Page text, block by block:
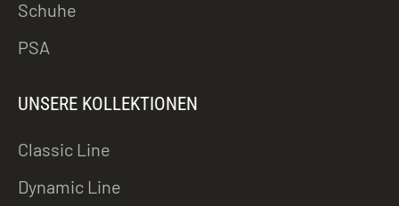
Schuhe
PSA
UNSERE KOLLEKTIONEN
Classic Line
Dynamic Line